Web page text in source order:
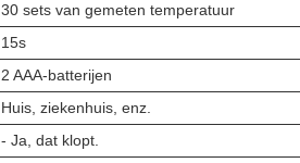
30 sets van gemeten temperatuur
15s
2 AAA-batterijen
Huis, ziekenhuis, enz.
- Ja, dat klopt.